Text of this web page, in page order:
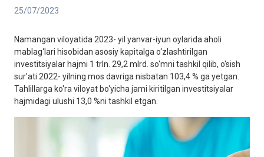
25/07/2023
Namangan viloyatida 2023- yil yanvar-iyun oylarida aholi
mablag‘lari hisobidan asosiy kapitalga o‘zlashtirilgan
investitsiyalar hajmi 1 trln. 29,2 mlrd. so‘mni tashkil qilib, o'sish
sur'ati 2022- yilning mos davriga nisbatan 103,4 % ga yetgan.
Tahlillarga ko'ra viloyat bo‘yicha jami kiritilgan investitsiyalar
hajmidagi ulushi 13,0 %ni tashkil etgan.